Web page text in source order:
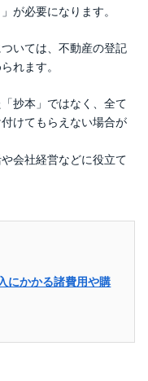
が必要になります。
いては、不動産の登記
れます。
抄本」ではなく、全て
けてもらえない場合が
会社経営などに役立て
にかかる諸費用や購